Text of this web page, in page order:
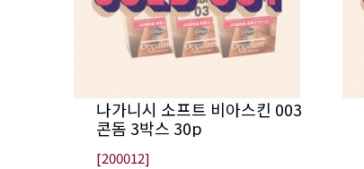
나가니시 소프트 비아스킨 003
콘돔 3박스 30p
[200012]